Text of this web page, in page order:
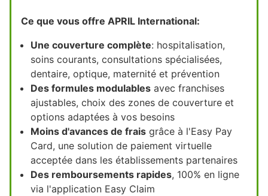
Ce que vous offre APRIL International:
Une couverture complète: hospitalisation,
soins courants, consultations spécialisées,
dentaire, optique, maternité et prévention
Des formules modulables avec franchises
ajustables, choix des zones de couverture et
options adaptées à vos besoins
Moins d'avances de frais grâce à l'Easy Pay
Card, une solution de paiement virtuelle
acceptée dans les établissements partenaires
Des remboursements rapides, 100% en ligne
via l'application Easy Claim